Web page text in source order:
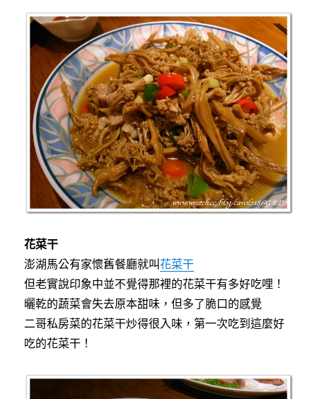
花菜干
澎湖馬公有家懷舊餐廳就叫花菜干
但老實說印象中並不覺得那裡的花菜干有多好吃哩！
曬乾的蔬菜會失去原本甜味，但多了脆口的感覺
二哥私房菜的花菜干炒得很入味，第一次吃到這麼好
吃的花菜干！